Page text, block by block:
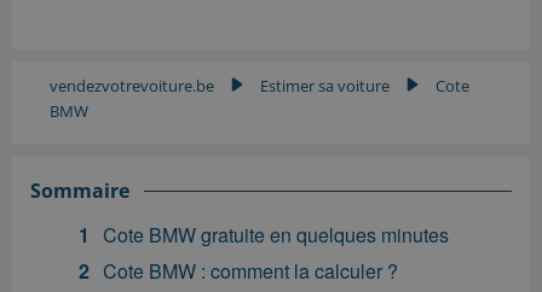
vendezvotrevoiture.be Estimer sa voiture
Cote
BMW
Sommaire
Cote BMW gratuite en quelques minutes
Cote BMW : comment la calculer ?